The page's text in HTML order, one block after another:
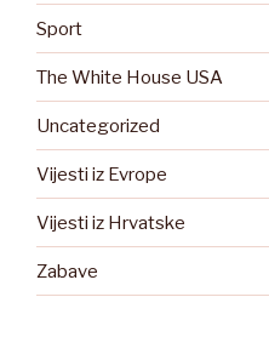
Sport
The White House USA
Uncategorized
Vijesti iz Evrope
Vijesti iz Hrvatske
Zabave